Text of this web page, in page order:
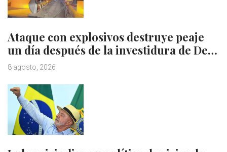
Ataque con explosivos destruye peaje
un día después de la investidura de De…
8 agosto, 2026